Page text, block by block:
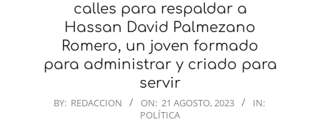
calles para respaldar a
Hassan David Palmezano
Romero, un joven formado
para administrar y criado para
servir
2023-
BY: REDACCION ON: 21 AGOSTO, 2023
IN:
POLÍTICA